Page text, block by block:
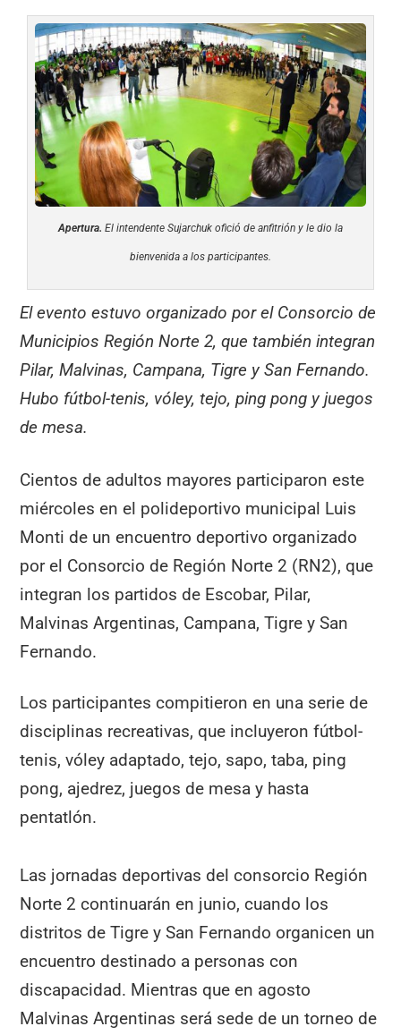
Apertura. El intendente Sujarchuk ofició de anfitrión y le dio la
bienvenida a los participantes.
El evento estuvo organizado por el Consorcio de
Municipios Región Norte 2, que también integran
Pilar, Malvinas, Campana, Tigre y San Fernando.
Hubo fútbol-tenis, vóley, tejo, ping pong y juegos
de mesa.
Cientos de adultos mayores participaron este
miércoles en el polideportivo municipal Luis
Monti de un encuentro deportivo organizado
por el Consorcio de Región Norte 2 (RN2), que
integran los partidos de Escobar, Pilar,
Malvinas Argentinas, Campana, Tigre y San
Fernando.
Los participantes compitieron en una serie de
disciplinas recreativas, que incluyeron fútbol-
tenis, vóley adaptado, tejo, sapo, taba, ping
pong, ajedrez, juegos de mesa y hasta
pentatlón.
Las jornadas deportivas del consorcio Región
Norte 2 continuarán en junio, cuando los
distritos de Tigre y San Fernando organicen un
encuentro destinado a personas con
discapacidad. Mientras que en agosto
Malvinas Argentinas será sede de un torneo de